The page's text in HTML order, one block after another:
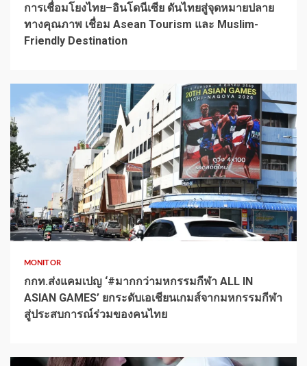
การเชื่อมโยงไทย–อินโดนีเซีย ดันไทยสู่จุดหมายปลาย
ทางคุณภาพ เชื่อม Asean Tourism และ Muslim-
Friendly Destination
1 min read
MONITOR
กกท.ส่งแคมเปญ ‘#มากกว่ามหกรรมกีฬา ALL IN
ASIAN GAMES’ ยกระดับเอเชียนเกมส์จากมหกรรมกีฬา
สู่ประสบการณ์ร่วมของคนไทย